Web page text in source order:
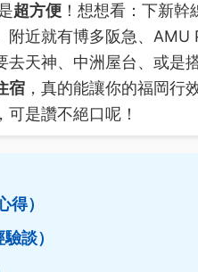
超方便 ！想想看：下新
近就有博多阪急、
天神、中洲屋台、或是
宿 ，真的能讓你的福岡行
是讚不絕口呢！
）
談）